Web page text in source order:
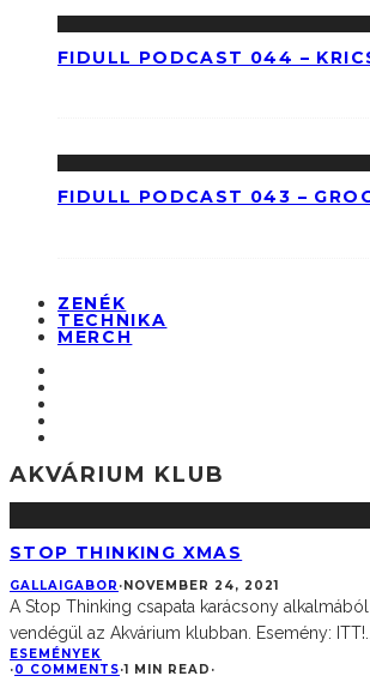
FIDULL PODCAST 044 –
FIDULL PODCAST 043 –
ZENÉK
TECHNIKA
MERCH
AKVÁRIUM KLUB
STOP THINKING XMAS
GALLAIGABOR ·NOVEMBER 24, 2021
A Stop Thinking csapata karácsony
vendégül az Akvárium klubban. Esemény: ITT!
ESEMÉNYEK
·0 COMMENTS·1 MIN READ ·